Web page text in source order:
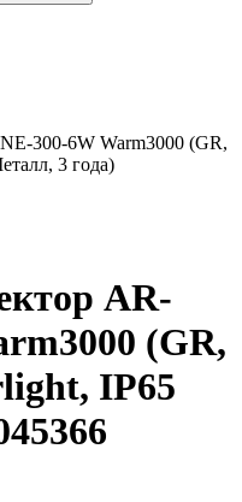
300-6W Warm3000 (GR,
3 года)
AR-
(GR,
IP65